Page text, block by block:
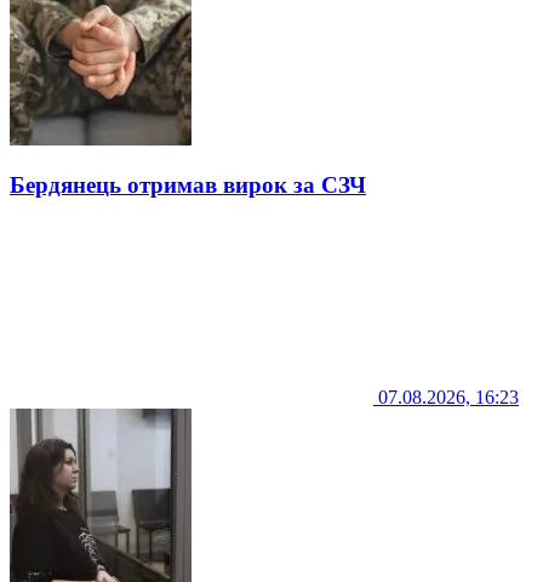
Бердянець отримав вирок за СЗЧ
07.08.2026, 16:23